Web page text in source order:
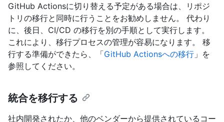
GitHub Actionsに切り替える予定がある場合は、リポジ
トリの移行と同時に行うことをお勧めしません。 代わり
に、後日、CI/CD の移行を別の手順として実行します。
これにより、移行プロセスの管理が容易になります。 移
行する準備ができたら、「GitHub Actionsへの移行 」を
参照してください。
統合を移行する
社内開発されたか、他のベンダーから提供されているコー